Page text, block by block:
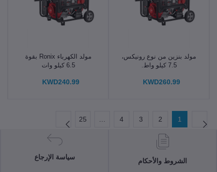
مولد بنزين من نوع رونيكس،
7.5 كيلو واط.
KWD260.99
مولد الكهرباء Ronix بقوة
6.5 كيلو وات
KWD240.99
1
2
3
4
25
الشروط والأحكام
سياسة الإرجاع